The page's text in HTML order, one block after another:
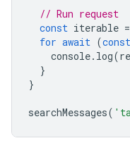
// Run request
const iterable =
for await (const
console. log(
}
}
searchMessages(